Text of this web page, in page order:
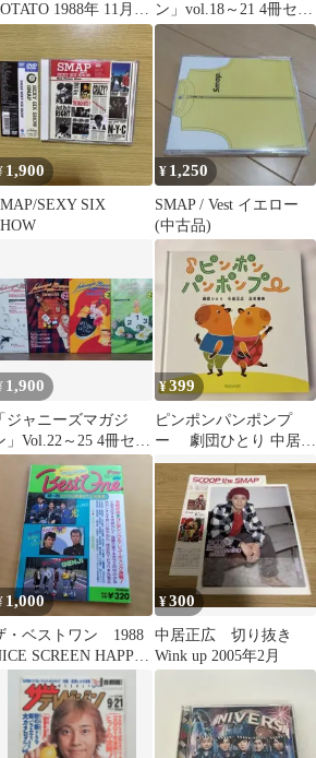
1988年 11月
沢樹生ポスター
ン」vol.18～21 4冊セッ
ト
1,900
SEXY SIX
¥ 1,250
SMAP / Vest イエロー
(中古品)
1,900
「ジャニーズマガジ
」Vol.22～25 4冊セッ
¥399
ピンポンパンポンプ
ー 劇団ひとり 中居正
広 古市憲寿
1,000
・ベストワン 1988
SCREEN HAPPY
別冊
¥300
中居正広 切り抜き
Wink up 2005年2月